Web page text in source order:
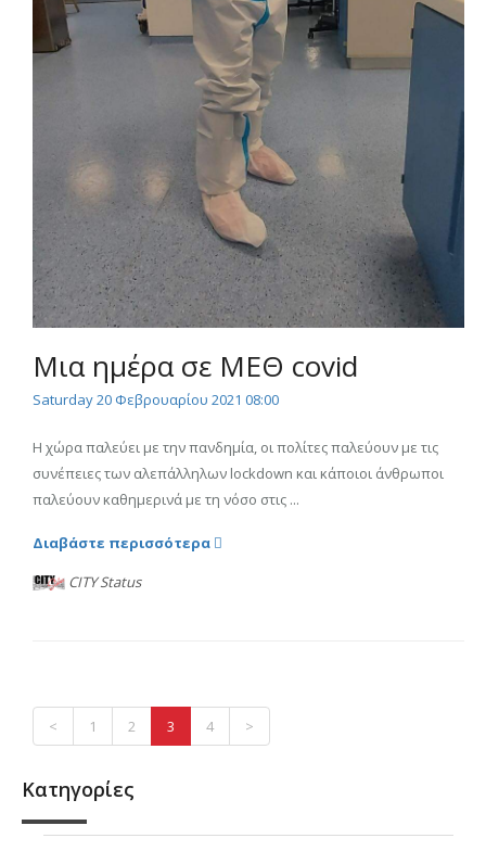
Μια ημέρα σε ΜΕΘ covid
Saturday 20 Φεβρουαρίου 2021 08:00
Η χώρα παλεύει με την πανδημία, οι πολίτες παλεύουν με τις
συνέπειες των αλεπάλληλων lockdown και κάποιοι άνθρωποι
παλεύουν καθημερινά με τη νόσο στις ...
Διαβάστε περισσότερα
CITY Status
< 1 2 3 4 >
Κατηγορίες